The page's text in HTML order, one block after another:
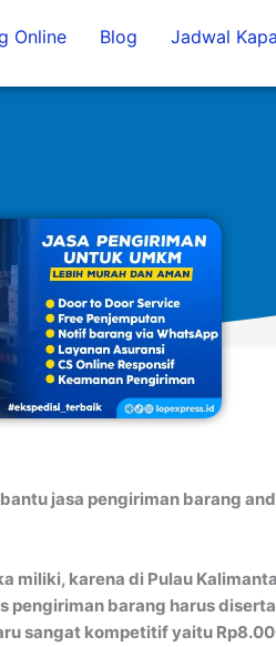
Online Blog Jadwal
jasa pengiriman barang
miliki, karena di Pulau
pengiriman barang harus
sangat kompetitif yaitu